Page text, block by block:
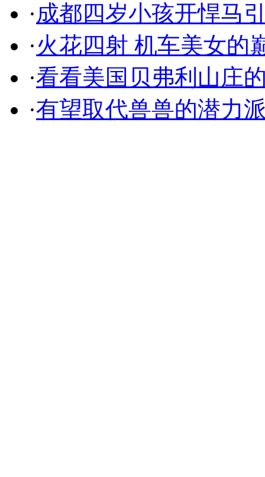
·成都四岁小孩开悍马
·火花四射 机车美女的
·看看美国贝弗利山庄
·有望取代兽兽的潜力